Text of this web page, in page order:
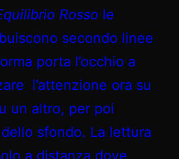
Rosso le
secondo linee
porta l’occhio a
l’attenzione ora su
un altro, per poi
sfondo. La lettura
a distanza dove